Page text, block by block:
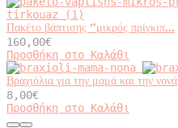
Πακέτο βάπτισης ‘’μικρός πρίγκιπ...
160,00€
Προσθήκη στο Καλάθι
Βραχιόλια για την μαμά και την νονά
8,00€
Προσθήκη στο Καλάθι